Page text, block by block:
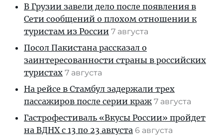
В Грузии завели дело после появления в
Сети сообщений о плохом отношении к
туристам из России 7 августа
Посол Пакистана рассказал о
заинтересованности страны в российских
туристах 7 августа
На рейсе в Стамбул задержали трех
пассажиров после серии краж 7 августа
Гастрофестиваль «Вкусы России» пройдет
на ВДНХ с 13 по 23 августа 6 августа